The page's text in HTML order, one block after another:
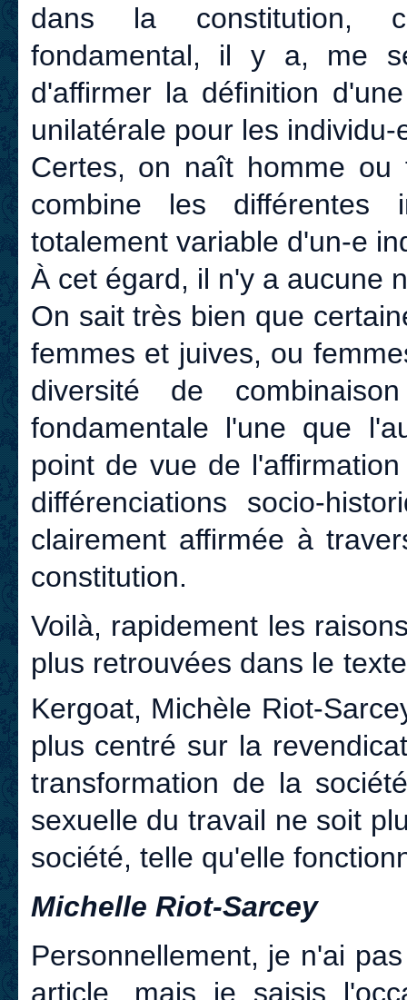
dans la constitution,
fondamental, il y a, me
d'affirmer la définition
unilatérale pour les individu-
Certes, on naît homme
combine les différentes
totalement variable d'un-e
À cet égard, il n'y a aucune
On sait très bien que
femmes et juives, ou
diversité de
fondamentale l'une que
point de vue de
différenciations socio-
clairement affirmée à
constitution.
Voilà, rapidement les
plus retrouvées dans le
Kergoat, Michèle Riot-
plus centré sur la
transformation de la
sexuelle du travail ne soit
société, telle qu'elle
Michelle Riot-Sarcey
Personnellement, je n'ai
article, mais je saisis